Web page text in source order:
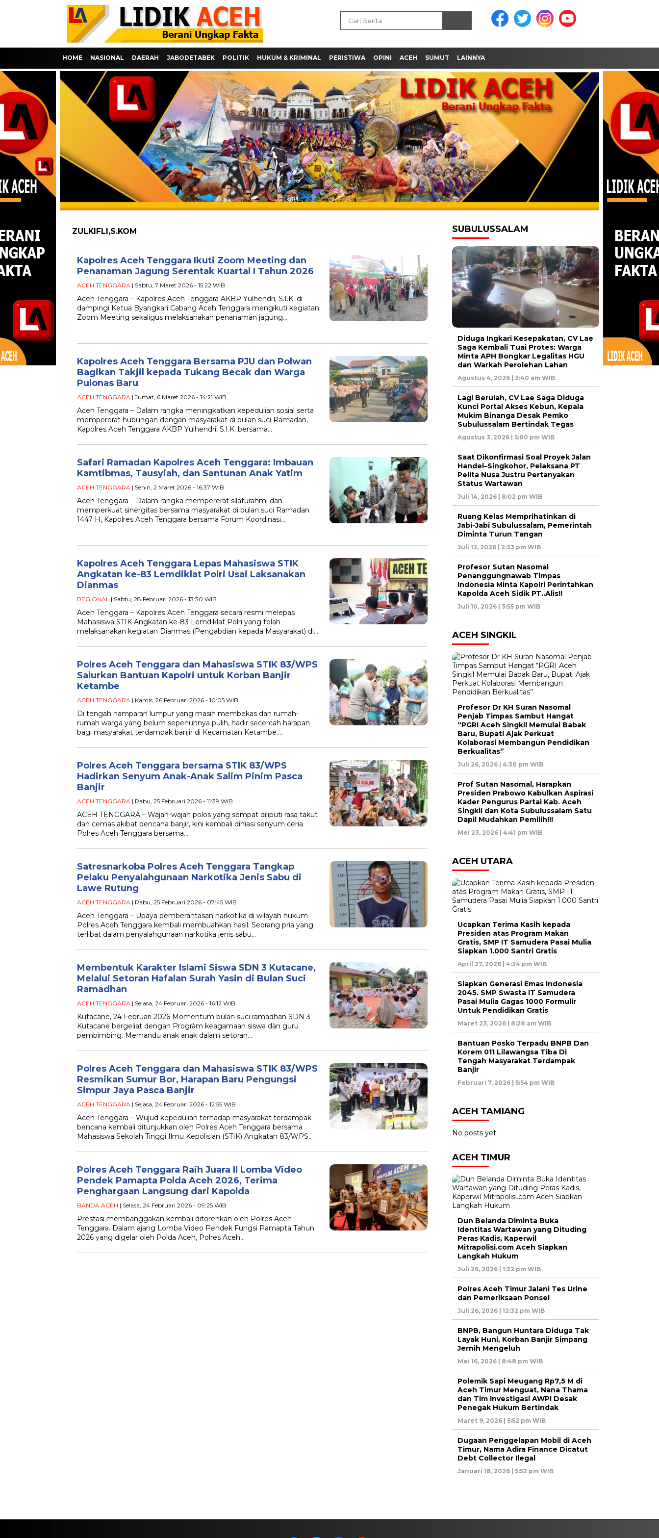
HOME NASIONAL DAERAH JABODETABEK POLITIK HUKUM & KRIMINAL PERISTIWA OPINI ACEH SUMUT LAINNYA
ZULKIFLI,S.KOM
Kapolres Aceh Tenggara Ikuti Zoom Meeting dan
Penanaman Jagung Serentak Kuartal I Tahun 2026
ACEH TENGGARA | Sabtu, 7 Maret 2026 - 15:22 WIB
Aceh Tenggara – Kapolres Aceh Tenggara AKBP Yulhendri, S.I.K. di
dampingi Ketua Byangkari Cabang Aceh Tenggara mengikuti kegiatan
Zoom Meeting sekaligus melaksanakan penanaman jagung…
Kapolres Aceh Tenggara Bersama PJU dan Polwan
Bagikan Takjil kepada Tukang Becak dan Warga
Pulonas Baru
ACEH TENGGARA | Jumat, 6 Maret 2026 - 14:21 WIB
Aceh Tenggara – Dalam rangka meningkatkan kepedulian sosial serta
mempererat hubungan dengan masyarakat di bulan suci Ramadan,
Kapolres Aceh Tenggara AKBP Yulhendri, S.I.K. bersama…
Safari Ramadan Kapolres Aceh Tenggara: Imbauan
Kamtibmas, Tausyiah, dan Santunan Anak Yatim
ACEH TENGGARA | Senin, 2 Maret 2026 - 16:37 WIB
Aceh Tenggara – Dalam rangka mempererat silaturahmi dan
memperkuat sinergitas bersama masyarakat di bulan suci Ramadan
1447 H, Kapolres Aceh Tenggara bersama Forum Koordinasi…
Kapolres Aceh Tenggara Lepas Mahasiswa STIK
Angkatan ke-83 Lemdiklat Polri Usai Laksanakan
Dianmas
REGIONAL | Sabtu, 28 Februari 2026 - 13:30 WIB
Aceh Tenggara – Kapolres Aceh Tenggara secara resmi melepas
Mahasiswa STIK Angkatan ke-83 Lemdiklat Polri yang telah
melaksanakan kegiatan Dianmas (Pengabdian kepada Masyarakat) di…
Polres Aceh Tenggara dan Mahasiswa STIK 83/WPS
Salurkan Bantuan Kapolri untuk Korban Banjir
Ketambe
ACEH TENGGARA | Kamis, 26 Februari 2026 - 10:05 WIB
Di tengah hamparan lumpur yang masih membekas dan rumah-
rumah warga yang belum sepenuhnya pulih, hadir secercah harapan
bagi masyarakat terdampak banjir di Kecamatan Ketambe….
Polres Aceh Tenggara bersama STIK 83/WPS
Hadirkan Senyum Anak-Anak Salim Pinim Pasca
Banjir
ACEH TENGGARA | Rabu, 25 Februari 2026 - 11:39 WIB
ACEH TENGGARA – Wajah-wajah polos yang sempat diliputi rasa takut
dan cemas akibat bencana banjir, kini kembali dihiasi senyum ceria.
Polres Aceh Tenggara bersama…
Satresnarkoba Polres Aceh Tenggara Tangkap
Pelaku Penyalahgunaan Narkotika Jenis Sabu di
Lawe Rutung
ACEH TENGGARA | Rabu, 25 Februari 2026 - 07:45 WIB
Aceh Tenggara – Upaya pemberantasan narkotika di wilayah hukum
Polres Aceh Tenggara kembali membuahkan hasil. Seorang pria yang
terlibat dalam penyalahgunaan narkotika jenis sabu…
Membentuk Karakter Islami Siswa SDN 3 Kutacane,
Melalui Setoran Hafalan Surah Yasin di Bulan Suci
Ramadhan
ACEH TENGGARA | Selasa, 24 Februari 2026 - 16:12 WIB
Kutacane, 24 Februari 2026 Momentum bulan suci ramadhan SDN 3
Kutacane bergeliat dengan Progràm keagamaan siswa dàn guru
pembimbing. Memandu anak anak dalam setoran…
Polres Aceh Tenggara dan Mahasiswa STIK 83/WPS
Resmikan Sumur Bor, Harapan Baru Pengungsi
Simpur Jaya Pasca Banjir
ACEH TENGGARA | Selasa, 24 Februari 2026 - 12:55 WIB
Aceh Tenggara – Wujud kepedulian terhadap masyarakat terdampak
bencana kembali ditunjukkan oleh Polres Aceh Tenggara bersama
Mahasiswa Sekolah Tinggi Ilmu Kepolisian (STIK) Angkatan 83/WPS…
Polres Aceh Tenggara Raih Juara II Lomba Video
Pendek Pamapta Polda Aceh 2026, Terima
Penghargaan Langsung dari Kapolda
BANDA ACEH | Selasa, 24 Februari 2026 - 09:25 WIB
Prestasi membanggakan kembali ditorehkan oleh Polres Aceh
Tenggara. Dalam ajang Lomba Video Pendek Fungsi Pamapta Tahun
2026 yang digelar oleh Polda Aceh, Polres Aceh…
SUBULUSSALAM
Diduga Ingkari Kesepakatan, CV Lae
Saga Kembali Tuai Protes: Warga
Minta APH Bongkar Legalitas HGU
dan Warkah Perolehan Lahan
Agustus 4, 2026 | 3:40 am WIB
Lagi Berulah, CV Lae Saga Diduga
Kunci Portal Akses Kebun, Kepala
Mukim Binanga Desak Pemko
Subulussalam Bertindak Tegas
Agustus 3, 2026 | 5:00 pm WIB
Saat Dikonfirmasi Soal Proyek Jalan
Handel–Singkohor, Pelaksana PT
Pelita Nusa Justru Pertanyakan
Status Wartawan
Juli 14, 2026 | 8:02 pm WIB
Ruang Kelas Memprihatinkan di
Jabi-Jabi Subulussalam, Pemerintah
Diminta Turun Tangan
Juli 13, 2026 | 2:33 pm WIB
Profesor Sutan Nasomal
Penanggungnawab Timpas
Indonesia Minta Kapolri Perintahkan
Kapolda Aceh Sidik PT..Alis!!
Juli 10, 2026 | 3:55 pm WIB
ACEH SINGKIL
Profesor Dr KH Suran Nasomal
Penjab Timpas Sambut Hangat
“PGRI Aceh Singkil Memulai Babak
Baru, Bupati Ajak Perkuat
Kolaborasi Membangun Pendidikan
Berkualitas”
Juli 26, 2026 | 4:30 pm WIB
Prof Sutan Nasomal, Harapkan
Presiden Prabowo Kabulkan Aspirasi
Kader Pengurus Partai Kab. Aceh
Singkil dan Kota Subulussalam Satu
Dapil Mudahkan Pemilih!!!
Mei 23, 2026 | 4:41 pm WIB
ACEH UTARA
Ucapkan Terima Kasih kepada
Presiden atas Program Makan
Gratis, SMP IT Samudera Pasai Mulia
Siapkan 1.000 Santri Gratis
April 27, 2026 | 4:34 pm WIB
Siapkan Generasi Emas Indonesia
2045. SMP Swasta IT Samudera
Pasai Mulia Gagas 1000 Formulir
Untuk Pendidikan Gratis
Maret 23, 2026 | 8:28 am WIB
Bantuan Posko Terpadu BNPB Dan
Korem 011 Lilawangsa Tiba Di
Tengah Masyarakat Terdampak
Banjir
Februari 7, 2026 | 5:54 pm WIB
ACEH TAMIANG
No posts yet.
ACEH TIMUR
Dun Belanda Diminta Buka
Identitas Wartawan yang Dituding
Peras Kadis, Kaperwil
Mitrapolisi.com Aceh Siapkan
Langkah Hukum
Juli 26, 2026 | 1:32 pm WIB
Polres Aceh Timur Jalani Tes Urine
dan Pemeriksaan Ponsel
Juli 26, 2026 | 12:32 pm WIB
BNPB, Bangun Huntara Diduga Tak
Layak Huni, Korban Banjir Simpang
Jernih Mengeluh
Mei 16, 2026 | 8:48 pm WIB
Polemik Sapi Meugang Rp7,5 M di
Aceh Timur Menguat, Nana Thama
dan Tim Investigasi AWPI Desak
Penegak Hukum Bertindak
Maret 9, 2026 | 5:52 pm WIB
Dugaan Penggelapan Mobil di Aceh
Timur, Nama Adira Finance Dicatut
Debt Collector Ilegal
Januari 18, 2026 | 5:52 pm WIB